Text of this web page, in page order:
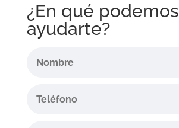
¿En qué podemos
ayudarte?